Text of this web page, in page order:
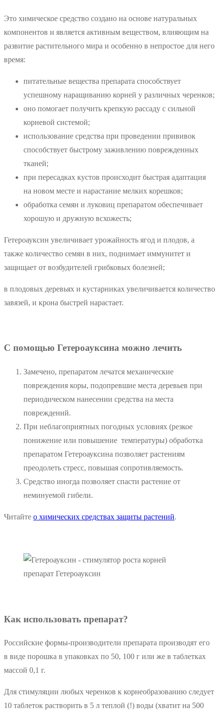
Это химическое средство создано на основе натуральных
компонентов и является активным веществом, влияющим на
развитие растительного мира и особенно в непростое для него
время:
питательные вещества препарата способствует
успешному наращиванию корней у различных черенков;
оно помогает получить крепкую рассаду с сильной
корневой системой;
использование средства при проведении прививок
способствует быстрому заживлению поврежденных
тканей;
при пересадках кустов происходит быстрая адаптация
на новом месте и нарастание мелких корешков;
обработка семян и луковиц препаратом обеспечивает
хорошую и дружную всхожесть;
Гетероауксин увеличивает урожайность ягод и плодов, а
также количество семян в них, поднимает иммунитет и
защищает от возбудителей грибковых болезней;
в плодовых деревьях и кустарниках увеличивается количество
завязей, и крона быстрей нарастает.
С помощью Гетероауксина можно лечить
Замечено, препаратом лечатся механические
повреждения коры, подопревшие места деревьев при
периодическом нанесении средства на места
повреждений.
При неблагоприятных погодных условиях (резкое
понижение или повышение температуры) обработка
препаратом Гетероауксина позволяет растениям
преодолеть стресс, повышая сопротивляемость.
Средство иногда позволяет спасти растение от
неминуемой гибели.
Читайте о химических средствах защиты растений.
препарат Гетероауксин
Как использовать препарат?
Российские формы-производители препарата производят его
в виде порошка в упаковках по 50, 100 г или же в таблетках
массой 0,1 г.
Для стимуляции любых черенков к корнеобразованию следует
10 таблеток растворить в 5 л теплой (!) воды (хватит на 500